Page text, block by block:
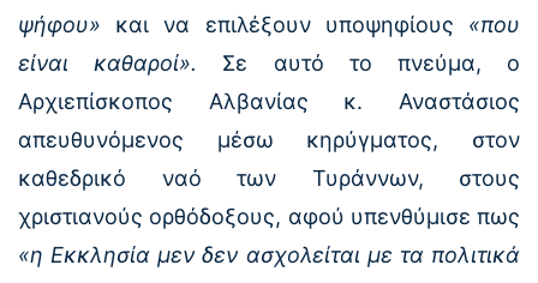
ψήφου» και να επιλέξουν υποψηφίους «που
είναι καθαροί».
Σε αυτό το πνεύμα, ο
Αρχιεπίσκοπος Αλβανίας κ. Αναστάσιος
απευθυνόμενος μέσω κηρύγματος, στον
καθεδρικό ναό των Τυράννων, στους
χριστιανούς ορθόδοξους, αφού υπενθύμισε πως
«η Εκκλησία μεν δεν ασχολείται με τα πολιτικά